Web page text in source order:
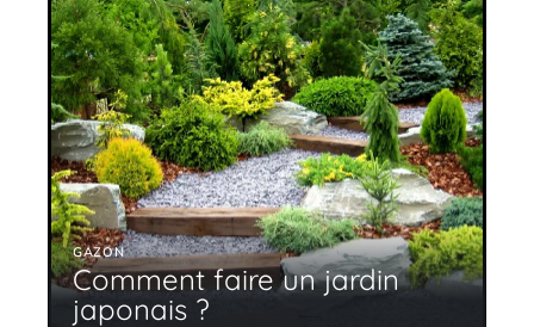
GAZON
Comment faire un jardin
japonais ?